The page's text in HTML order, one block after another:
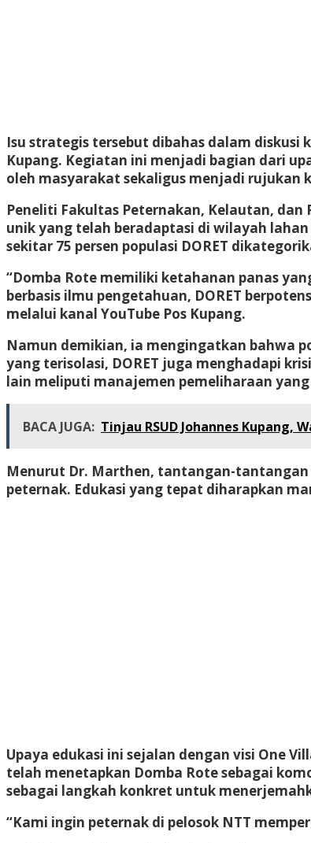
Isu strategis tersebut dibahas dalam diskusi
Kupang. Kegiatan ini menjadi bagian dari
oleh masyarakat sekaligus menjadi rujukan
Peneliti Fakultas Peternakan, Kelautan, dan
unik yang telah beradaptasi di wilayah
sekitar 75 persen populasi DORET
“Domba Rote memiliki ketahanan panas
berbasis ilmu pengetahuan, DORET
melalui kanal YouTube Pos Kupang.
Namun demikian, ia mengingatkan bahwa
yang terisolasi, DORET juga menghadapi
lain meliputi manajemen pemeliharaan
BACA JUGA: Tinjau RSUD Johannes Kupang,
Menurut Dr. Marthen, tantangan-tantangan
peternak. Edukasi yang tepat diharapkan
Upaya edukasi ini sejalan dengan visi One
telah menetapkan Domba Rote sebagai
sebagai langkah konkret untuk
“Kami ingin peternak di pelosok NTT